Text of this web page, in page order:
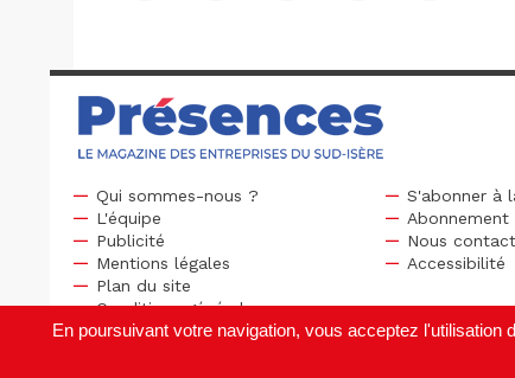
Qui sommes-nous ?
L'équipe
Publicité
S'abonner à
Abonnement
Nous
Mentions légales
Plan du site
Conditions générales
Accessibilité
En poursuivant votre navigation, vous acceptez